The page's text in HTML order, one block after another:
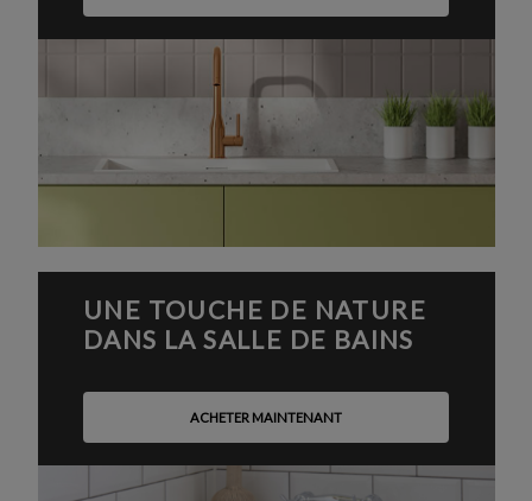
UNE TOUCHE DE NATURE
DANS LA SALLE DE BAINS
ACHETER MAINTENANT